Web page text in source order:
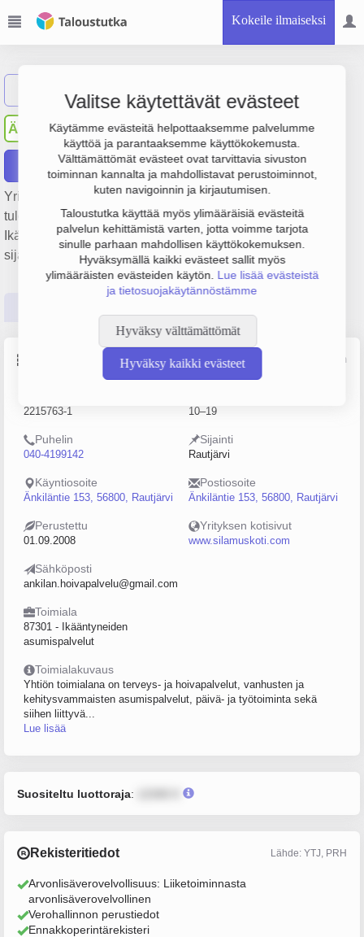
Kokeile ilmaiseksi
Valitse käytettävät evästeet
Käytämme evästeitä helpottaaksemme palvelumme
käyttöä ja parantaaksemme käyttökokemusta.
Välttämättömät evästeet ovat tarvittavia sivuston
toiminnan kannalta ja mahdollistavat perustoiminnot,
kuten navigoinnin ja kirjautumisen.
Taloustutka käyttää myös ylimääräisiä evästeitä
palvelun kehittämistä varten, jotta voimme tarjota
sinulle parhaan mahdollisen käyttökokemuksen.
Hyväksymällä kaikki evästeet sallit myös
ylimääräisten evästeiden käytön. Lue lisää evästeistä
ja tietosuojakäytännöstämme
Hyväksy välttämättömät
Hyväksy kaikki evästeet
ÄH Änkilän hoivapalvelu Oy
Raportit
Yrityksen Änkilän hoivapalvelu Oy liikevaihto on 1 milj. €,
tulos 38 000 € ja henkilöstömäärä 19. Sen päätoimiala on
Ikääntyneiden asumispalvelut, perustamisvuosi 2008 ja
sijainti Rautjärvi. Yrityksen yhtiömuoto Osakeyhtiö (OY).
Lähde: YTJ, PRH, Traficom
2215763-1 10–19
Puhelin
040-4199142
Sijainti
Rautjärvi
Käyntiosoite
Änkiläntie 153, 56800, Rautjärvi
Postiosoite
Änkiläntie 153, 56800, Rautjärvi
Perustettu
01.09.2008
Yrityksen kotisivut
www.silamuskoti.com
Sähköposti
ankilan.hoivapalvelu@gmail.com
Toimiala
87301 - Ikääntyneiden
asumispalvelut
Toimialakuvaus
Yhtiön toimialana on terveys- ja hoivapalvelut, vanhusten ja
kehitysvammaisten asumispalvelut, päivä- ja työtoiminta sekä
siihen liittyvä...
Lue lisää
Suositeltu luottoraja:
Rekisteritiedot Lähde: YTJ, PRH
Arvonlisäverovelvollisuus: Liiketoiminnasta
arvonlisäverovelvollinen
Verohallinnon perustiedot
Ennakkoperintärekisteri